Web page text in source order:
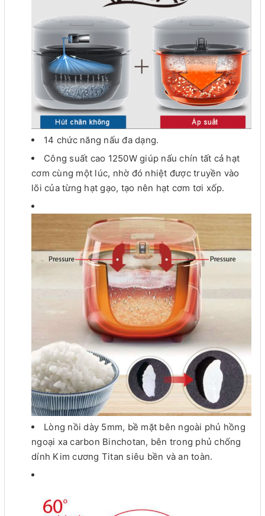
14 chức năng nấu đa dạng.
Công suất cao 1250W giúp nấu chín tất cả hạt
cơm cùng một lúc, nhờ đó nhiệt được truyền vào
lõi của từng hạt gạo, tạo nên hạt cơm tơi xốp.
Lòng nồi dày 5mm, bề mặt bên ngoài phủ hồng
ngoại xa carbon Binchotan, bên trong phủ chống
dính Kim cương Titan siêu bền và an toàn.